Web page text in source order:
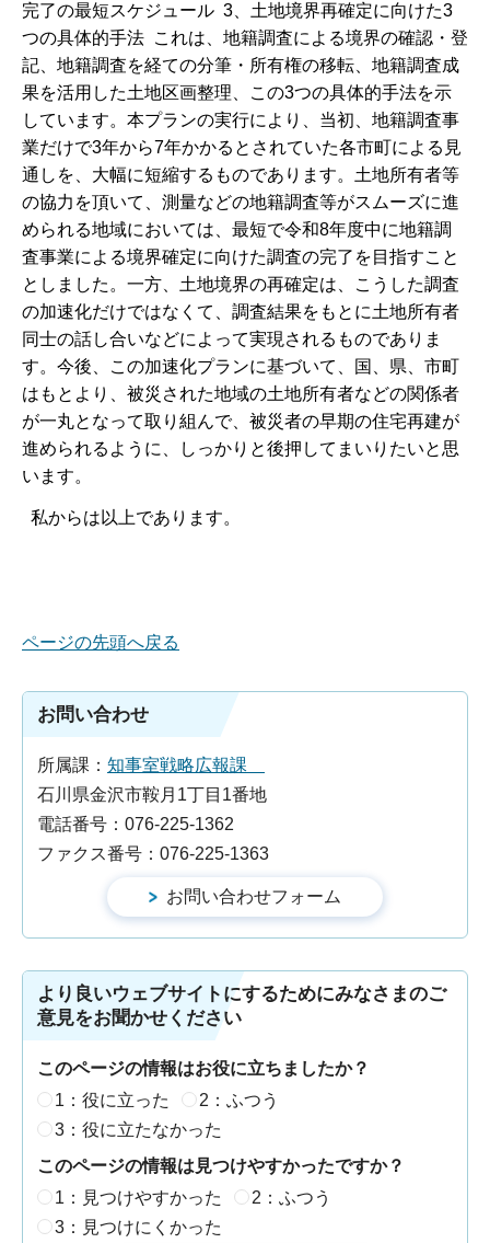
完了の最短スケジュール 3、土地境界再確定に向けた3
つの具体的手法 これは、地籍調査による境界の確認・登
記、地籍調査を経ての分筆・所有権の移転、地籍調査成
果を活用した土地区画整理、この3つの具体的手法を示
しています。本プランの実行により、当初、地籍調査事
業だけで3年から7年かかるとされていた各市町による見
通しを、大幅に短縮するものであります。土地所有者等
の協力を頂いて、測量などの地籍調査等がスムーズに進
められる地域においては、最短で令和8年度中に地籍調
査事業による境界確定に向けた調査の完了を目指すこと
としました。一方、土地境界の再確定は、こうした調査
の加速化だけではなくて、調査結果をもとに土地所有者
同士の話し合いなどによって実現されるものでありま
す。今後、この加速化プランに基づいて、国、県、市町
はもとより、被災された地域の土地所有者などの関係者
が一丸となって取り組んで、被災者の早期の住宅再建が
進められるように、しっかりと後押してまいりたいと思
います。
私からは以上であります。
ページの先頭へ戻る
お問い合わせ
所属課： 知事室戦略広報課
石川県金沢市鞍月1丁目1番地
電話番号：076-225-1362
ファクス番号：076-225-1363
より良いウェブサイトにするためにみなさまのご
意見をお聞かせください
このページの情報はお役に立ちましたか？
1：役に立った
2：ふつう
3：役に立たなかった
このページの情報は見つけやすかったですか？
1：見つけやすかった
2：ふつう
3：見つけにくかった